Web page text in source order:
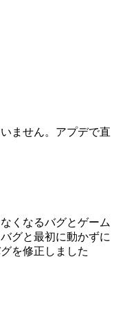
ません。アプデで直
くなるバグとゲーム
グと最初に動かずに
を修正しました